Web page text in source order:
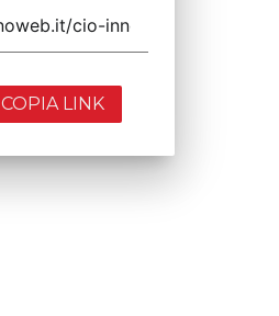
COPIA LINK